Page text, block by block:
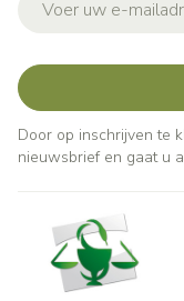
Door op inschrijven te
nieuwsbrief en gaat u